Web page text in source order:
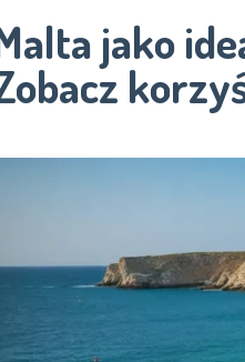
jako